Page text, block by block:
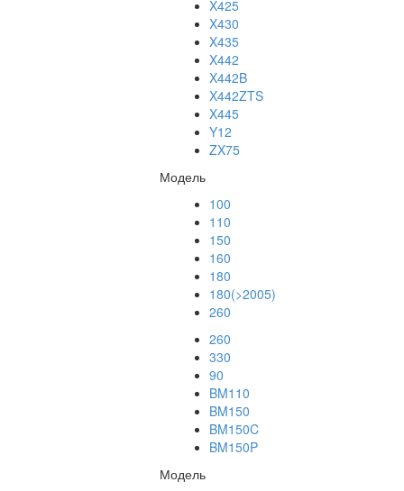
X425
X430
X435
X442
X442B
X442ZTS
X445
Y12
ZX75
Модель
100
110
150
160
180
180(>2005)
260
260
330
90
BM110
BM150
BM150C
BM150P
Модель